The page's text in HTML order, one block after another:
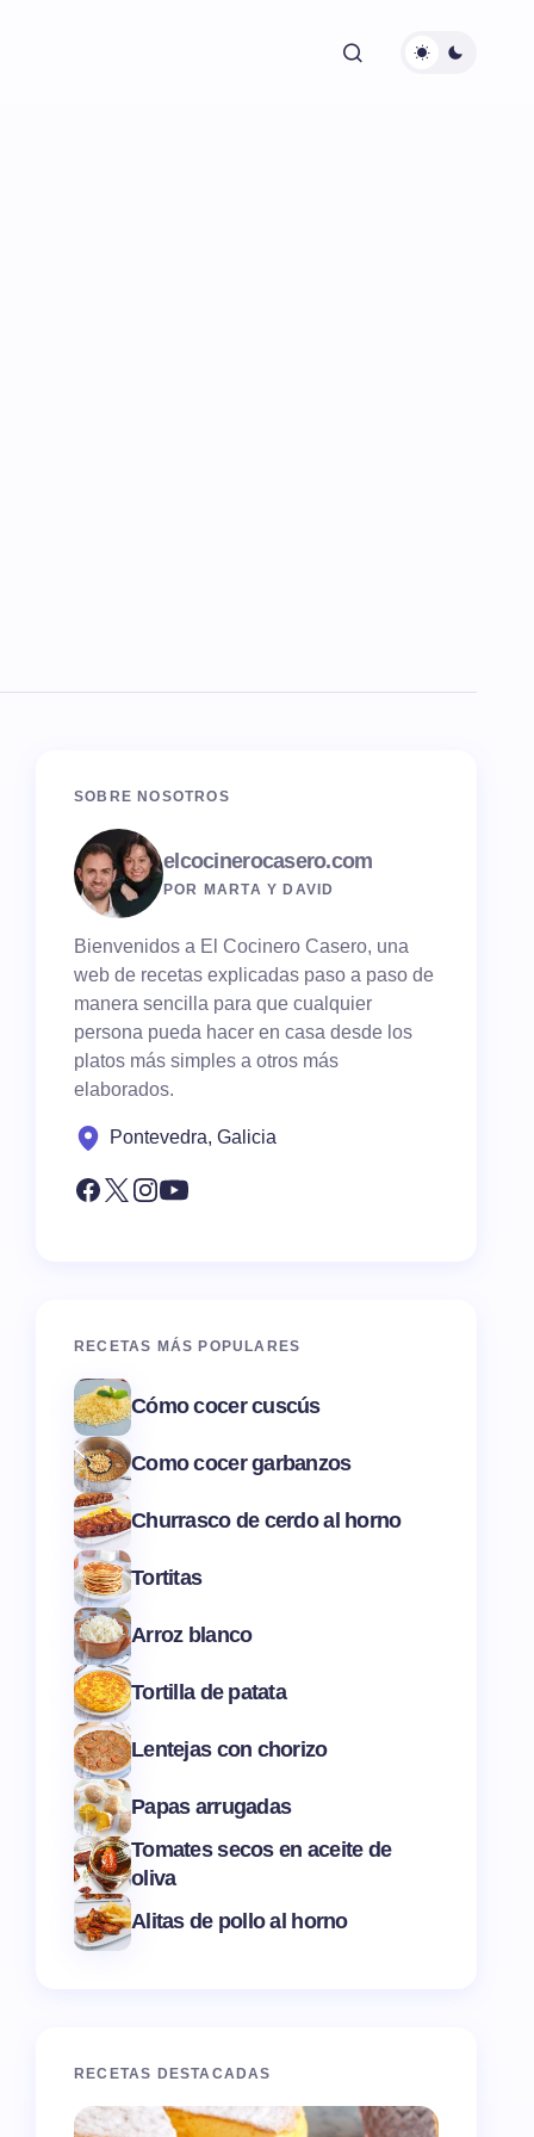
SOBRE NOSOTROS
elcocinerocasero.com
POR MARTA Y DAVID
Bienvenidos a El Cocinero Casero, una
web de recetas explicadas paso a paso de
manera sencilla para que cualquier
persona pueda hacer en casa desde los
platos más simples a otros más
elaborados.
Pontevedra, Galicia
RECETAS MÁS POPULARES
Cómo cocer cuscús
Como cocer garbanzos
Churrasco de cerdo al horno
Tortitas
Arroz blanco
Tortilla de patata
Lentejas con chorizo
Papas arrugadas
Tomates secos en aceite de
oliva
Alitas de pollo al horno
RECETAS DESTACADAS